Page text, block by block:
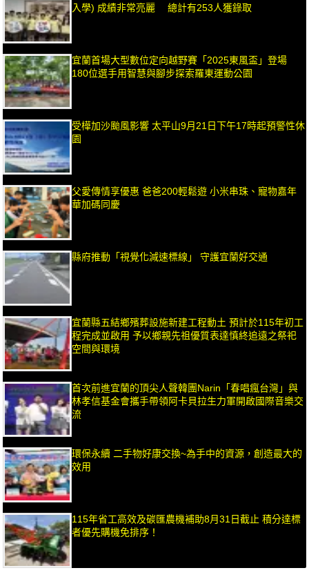
入學) 成績非常亮麗 總計有253人獲錄取
宜蘭首場大型數位定向越野賽「2025東風盃」登場
180位選手用智慧與腳步探索羅東運動公園
受樺加沙颱風影響 太平山9月21日下午17時起預警性休
園
父愛傳情享優惠 爸爸200輕鬆遊 小米串珠、寵物嘉年
華加碼同慶
縣府推動「視覺化減速標線」 守護宜蘭好交通
宜蘭縣五結鄉殯葬設施新建工程動土 預計於115年初工
程完成並啟用 予以鄉親先祖優質表達慎終追遠之祭祀
空間與環境
首次前進宜蘭的頂尖人聲韓團Narin「春唱瘋台灣」與
林孝信基金會攜手帶領阿卡貝拉生力軍開啟國際音樂交
流
環保永續 二手物好康交換~為手中的資源，創造最大的
效用
115年省工高效及碳匯農機補助8月31日截止 積分達標
者優先購機免排序！